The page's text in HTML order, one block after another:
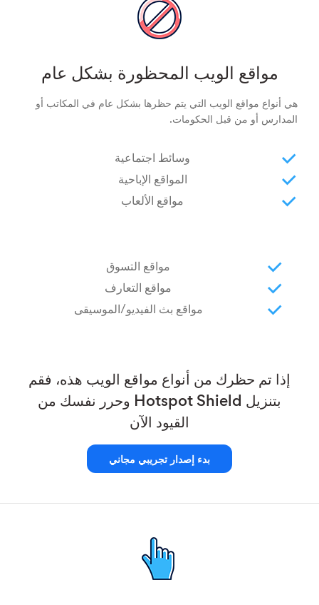
مواقع الويب المحظورة بشكل عام
هي أنواع مواقع الويب التي يتم حظرها بشكل عام في المكاتب أو
المدارس أو من قبل الحكومات.
وسائط اجتماعية
المواقع الإباحية
مواقع الألعاب
مواقع التسوق
مواقع التعارف
مواقع بث الفيديو/الموسيقى
إذا تم حظرك من أنواع مواقع الويب هذه، فقم
بتنزيل Hotspot Shield وحرر نفسك من
القيود الآن
بدء إصدار تجريبي مجاني